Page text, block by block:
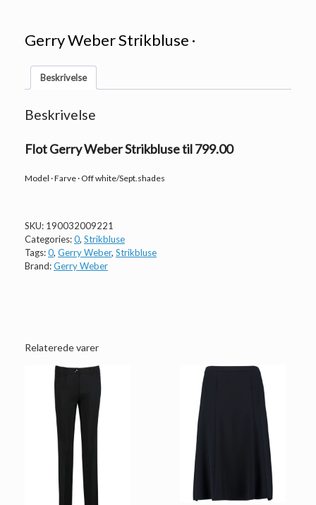
Gerry Weber Strikbluse ·
Beskrivelse
Beskrivelse
Flot Gerry Weber Strikbluse til 799.00
Model · Farve · Off white/Sept.shades
SKU: 190032009221
Categories:0, Strikbluse
Tags:0, Gerry Weber, Strikbluse
Brand:Gerry Weber
Relaterede varer